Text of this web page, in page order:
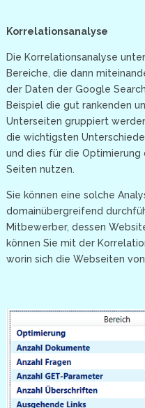
Korrelationsanalyse
Die Korrelationsanalyse
Bereiche, die dann
der Daten der Google
Beispiel die gut rankenden
Unterseiten gruppiert
die wichtigsten
und dies für die
Seiten nutzen.
Sie können eine solche
domainübergreifend
Mitbewerber, dessen
können Sie mit der
worin sich die Webseiten